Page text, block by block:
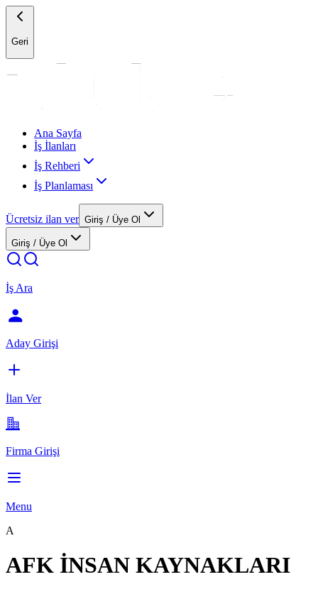
Geri
Ana Sayfa
İş İlanları
İş Rehberi
İş Planlaması
Ücretsiz ilan ver Giriş / Üye Ol
Giriş / Üye Ol
İş Ara
Aday Girişi
İlan Ver
Firma Girişi
Menu
A
AFK İNSAN KAYNAKLARI